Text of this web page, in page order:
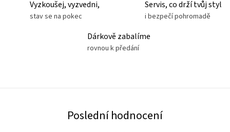
Vyzkoušej, vyzvedni,
stav se na pokec
Servis, co drží tvůj styl
i bezpečí pohromadě
Dárkově zabalíme
rovnou k předání
Poslední hodnocení